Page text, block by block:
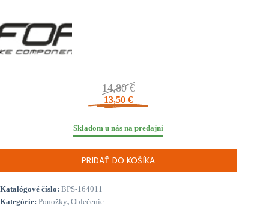
14,80€
13,50€
Skladom u nás na predajni
PRIDAŤ DO KOŠÍKA
Katalógové číslo: BPS-164011
Kategórie: Ponožky, Oblečenie